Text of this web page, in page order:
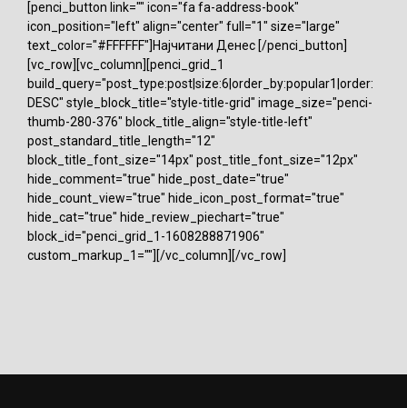
[penci_button link="" icon="fa fa-address-book"
icon_position="left" align="center" full="1" size="large"
text_color="#FFFFFF"]Најчитани Денес [/penci_button]
[vc_row][vc_column][penci_grid_1
build_query="post_type:post|size:6|order_by:popular1|order:
DESC" style_block_title="style-title-grid" image_size="penci-
thumb-280-376" block_title_align="style-title-left"
post_standard_title_length="12"
block_title_font_size="14px" post_title_font_size="12px"
hide_comment="true" hide_post_date="true"
hide_count_view="true" hide_icon_post_format="true"
hide_cat="true" hide_review_piechart="true"
block_id="penci_grid_1-1608288871906"
custom_markup_1=""][/vc_column][/vc_row]